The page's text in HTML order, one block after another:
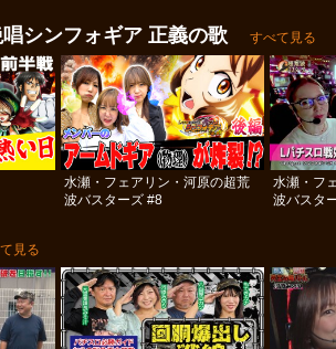
シンフォギア 正義の歌 すべて見る
水瀬・フェアリン・河原の超荒
波バスターズ #8
水瀬・フ
波バスタ
見る